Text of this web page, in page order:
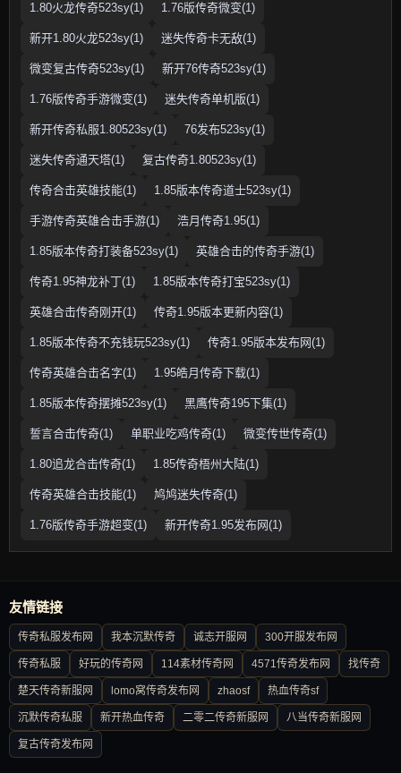
1.80火龙传奇523sy(1) 1.76版传奇微变(1)
新开1.80火龙523sy(1) 迷失传奇卡无敌(1)
微变复古传奇523sy(1) 新开76传奇523sy(1)
1.76版传奇手游微变(1) 迷失传奇单机版(1)
新开传奇私服1.80523sy(1) 76发布523sy(1)
迷失传奇通天塔(1) 复古传奇1.80523sy(1)
传奇合击英雄技能(1) 1.85版本传奇道士523sy(1)
手游传奇英雄合击手游(1) 浩月传奇1.95(1)
1.85版本传奇打装备523sy(1) 英雄合击的传奇手游(1)
传奇1.95神龙补丁(1) 1.85版本传奇打宝523sy(1)
英雄合击传奇刚开(1) 传奇1.95版本更新内容(1)
1.85版本传奇不充钱玩523sy(1) 传奇1.95版本发布网(1)
传奇英雄合击名字(1) 1.95皓月传奇下载(1)
1.85版本传奇摆摊523sy(1) 黑鹰传奇195下集(1)
誓言合击传奇(1) 单职业吃鸡传奇(1) 微变传世传奇(1)
1.80追龙合击传奇(1) 1.85传奇梧州大陆(1)
传奇英雄合击技能(1) 鸠鸠迷失传奇(1)
1.76版传奇手游超变(1) 新开传奇1.95发布网(1)
友情链接
传奇私服发布网 我本沉默传奇 诚志开服网 300开服发布网
传奇私服 好玩的传奇网 114素材传奇网 4571传奇发布网 找传奇
楚天传奇新服网 lomo窝传奇发布网 zhaosf 热血传奇sf
沉默传奇私服 新开热血传奇 二零二传奇新服网 八当传奇新服网
复古传奇发布网